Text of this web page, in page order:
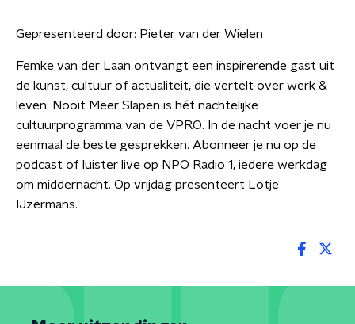
Gepresenteerd door: Pieter van der Wielen
Femke van der Laan ontvangt een inspirerende gast uit
de kunst, cultuur of actualiteit, die vertelt over werk &
leven. Nooit Meer Slapen is hét nachtelijke
cultuurprogramma van de VPRO. In de nacht voer je nu
eenmaal de beste gesprekken. Abonneer je nu op de
podcast of luister live op NPO Radio 1, iedere werkdag
om middernacht. Op vrijdag presenteert Lotje
IJzermans.